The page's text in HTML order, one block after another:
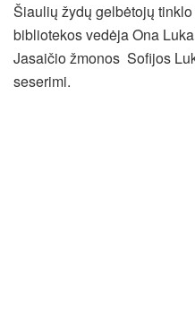
Šiaulių žydų gelbėtojų
bibliotekos vedėja Ona
Jasaičio žmonos Sofijos
seserimi.